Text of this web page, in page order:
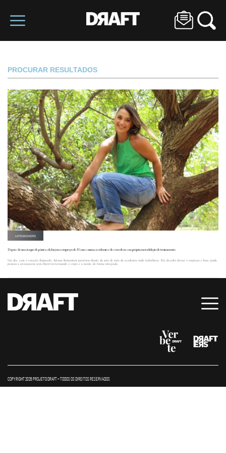
PROCURAR RESULTADOS
LIFEHACKERS
Depois de um ataque de pânico, ela largou o emprego de 16 anos numa academia e desenvolveu sua própria metodologia de treinamento
Um dia, com o coração disparado, Juliana Romantini paralisou diante da sala de aula da academia onde trabalhava. Ela decidiu deixar o emprego e hoje ajuda
pessoas a alcançarem seus objetivos treinando o corpo e a mente de forma integrada.
COPYRIGHT 2026 PROJETO DRAFT – TODOS OS DIREITOS RESERVADOS